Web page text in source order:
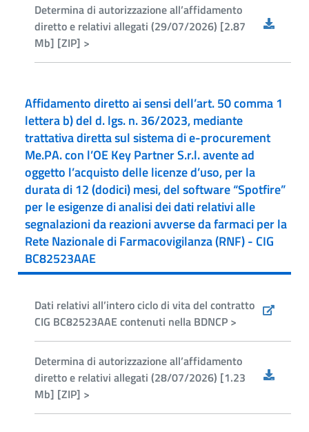
Determina di autorizzazione all’affidamento
diretto e relativi allegati (29/07/2026) [2.87
Mb] [ZIP] >
Affidamento diretto ai sensi dell’art. 50 comma 1
lettera b) del d. lgs. n. 36/2023, mediante
trattativa diretta sul sistema di e-procurement
Me.PA. con l’OE Key Partner S.r.l. avente ad
oggetto l’acquisto delle licenze d’uso, per la
durata di 12 (dodici) mesi, del software “Spotfire”
per le esigenze di analisi dei dati relativi alle
segnalazioni da reazioni avverse da farmaci per la
Rete Nazionale di Farmacovigilanza (RNF) - CIG
BC82523AAE
Dati relativi all’intero ciclo di vita del contratto
CIG BC82523AAE contenuti nella BDNCP >
Determina di autorizzazione all’affidamento
diretto e relativi allegati (28/07/2026) [1.23
Mb] [ZIP] >